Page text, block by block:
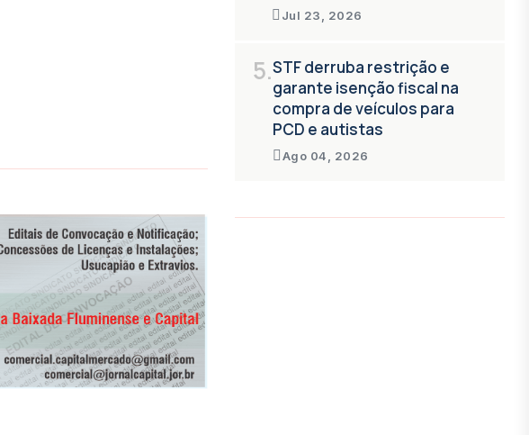
Jul 23, 2026
5.STF derruba restrição e
garante isenção fiscal na
compra de veículos para
PCD e autistas
Ago 04, 2026